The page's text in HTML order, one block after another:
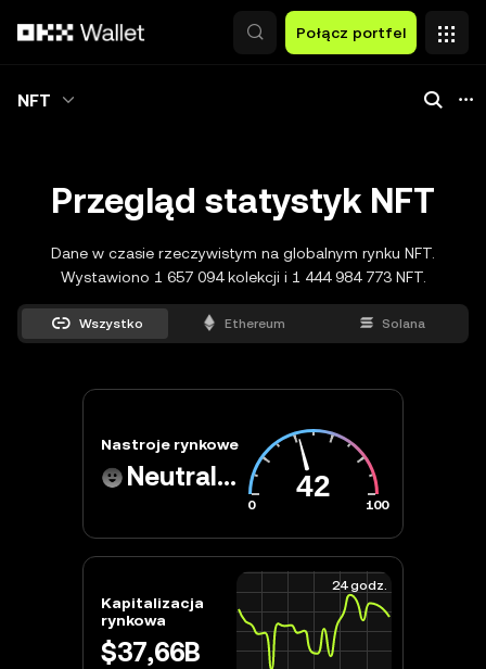
Połącz portfel
NFT
Przegląd statystyk NFT
Dane w czasie rzeczywistym na globalnym rynku NFT.
Wystawiono 1 657 094 kolekcji i 1 444 984 773 NFT.
Wszystko Ethereum Solana
Nastroje rynkowe
Neutralne
0 100
Kapitalizacja
rynkowa
$37,66B
24 godz.